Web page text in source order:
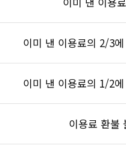
이미 낸 이용료의 2/3
이미 낸 이용료의 1/2
이용료 환불